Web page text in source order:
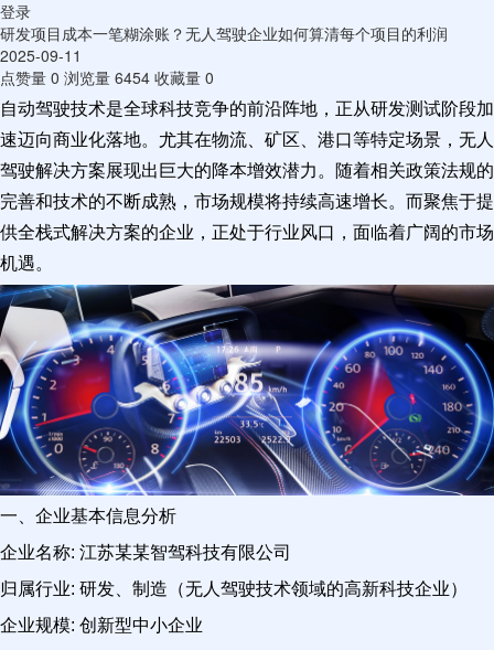
登录
研发项目成本一笔糊涂账？无人驾驶企业如何算清每个项目的利润
2025-09-11
点赞量 0 浏览量 6454 收藏量 0
自动驾驶技术是全球科技竞争的前沿阵地，正从研发测试阶段加
速迈向商业化落地。尤其在物流、矿区、港口等特定场景，无人
驾驶解决方案展现出巨大的降本增效潜力。随着相关政策法规的
完善和技术的不断成熟，市场规模将持续高速增长。而聚焦于提
供全栈式解决方案的企业，正处于行业风口，面临着广阔的市场
机遇。
一、企业基本信息分析
企业名称: 江苏某某智驾科技有限公司
归属行业: 研发、制造（无人驾驶技术领域的高新科技企业）
企业规模: 创新型中小企业